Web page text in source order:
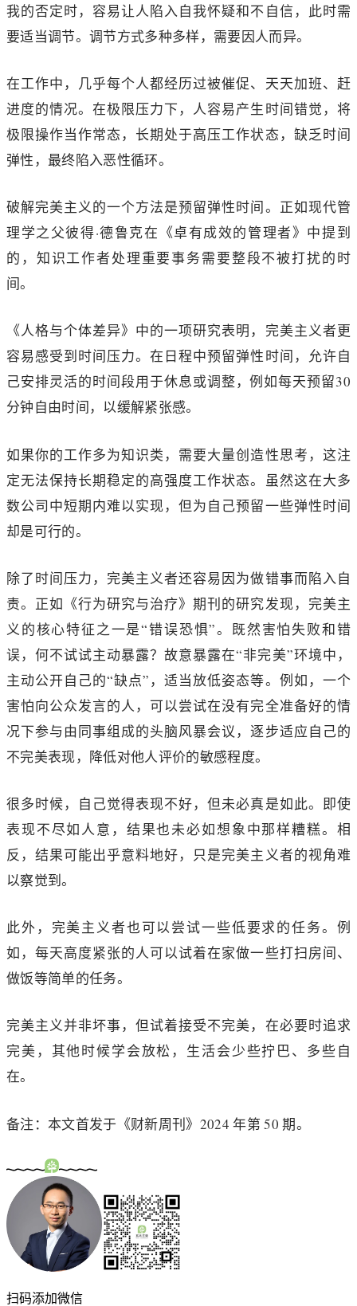
我的否定时，容易让人陷入自我怀疑和不自信，此时需
要适当调节。调节方式多种多样，需要因人而异。
在工作中，几乎每个人都经历过被催促、天天加班、赶
进度的情况。在极限压力下，人容易产生时间错觉，将
极限操作当作常态，长期处于高压工作状态，缺乏时间
弹性，最终陷入恶性循环。
破解完美主义的一个方法是预留弹性时间。正如现代管
理学之父彼得·德鲁克在《卓有成效的管理者》中提到
的，知识工作者处理重要事务需要整段不被打扰的时
间。
《人格与个体差异》中的一项研究表明，完美主义者更
容易感受到时间压力。在日程中预留弹性时间，允许自
己安排灵活的时间段用于休息或调整，例如每天预留30
分钟自由时间，以缓解紧张感。
如果你的工作多为知识类，需要大量创造性思考，这注
定无法保持长期稳定的高强度工作状态。虽然这在大多
数公司中短期内难以实现，但为自己预留一些弹性时间
却是可行的。
除了时间压力，完美主义者还容易因为做错事而陷入自
责。正如《行为研究与治疗》期刊的研究发现，完美主
义的核心特征之一是“错误恐惧”。既然害怕失败和错
误，何不试试主动暴露？故意暴露在“非完美”环境中，
主动公开自己的“缺点”，适当放低姿态等。例如，一个
害怕向公众发言的人，可以尝试在没有完全准备好的情
况下参与由同事组成的头脑风暴会议，逐步适应自己的
不完美表现，降低对他人评价的敏感程度。
很多时候，自己觉得表现不好，但未必真是如此。即使
表现不尽如人意，结果也未必如想象中那样糟糕。相
反，结果可能出乎意料地好，只是完美主义者的视角难
以察觉到。
此外，完美主义者也可以尝试一些低要求的任务。例
如，每天高度紧张的人可以试着在家做一些打扫房间、
做饭等简单的任务。
完美主义并非坏事，但试着接受不完美，在必要时追求
完美，其他时候学会放松，生活会少些拧巴、多些自
在。
备注：本文首发于《财新周刊》2024 年第 50 期。
扫码添加微信